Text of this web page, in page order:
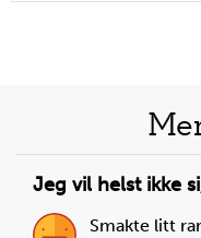
over
oppskrifter
Jeg vil helst ikke si
Smakte litt